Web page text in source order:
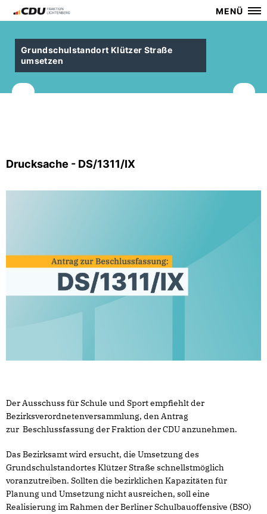
MENÜ
Grundschulstandort Klützer Straße
umsetzen
Drucksache - DS/1311/IX
Der Ausschuss für Schule und Sport empfiehlt der
Bezirksverordnetenversammlung, den Antrag
zur Beschlussfassung der Fraktion der CDU anzunehmen.
Das Bezirksamt wird ersucht, die Umsetzung des
Grundschulstandortes Klützer Straße schnellstmöglich
voranzutreiben. Sollten die bezirklichen Kapazitäten für
Planung und Umsetzung nicht ausreichen, soll eine
Realisierung im Rahmen der Berliner Schulbauoffensive (BSO)